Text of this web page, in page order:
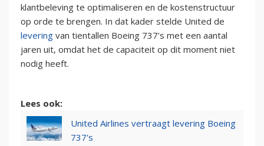
klantbeleving te optimaliseren en de kostenstructuur
op orde te brengen. In dat kader stelde United de
levering van tientallen Boeing 737’s met een aantal
jaren uit, omdat het de capaciteit op dit moment niet
nodig heeft.
Lees ook:
United Airlines vertraagt levering Boeing
737's